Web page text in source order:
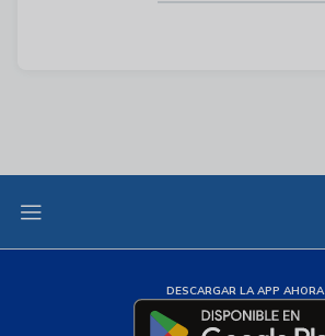
DESCARGAR LA APP AHORA